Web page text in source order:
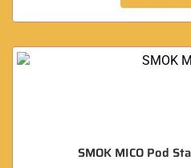
SMOK MICO Pod